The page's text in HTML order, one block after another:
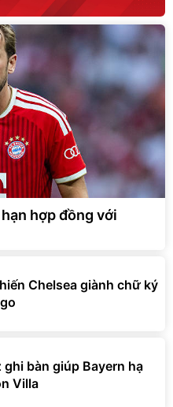
hợp đồng với
Chelsea giành chữ ký
ghi bàn giúp Bayern hạ
Villa